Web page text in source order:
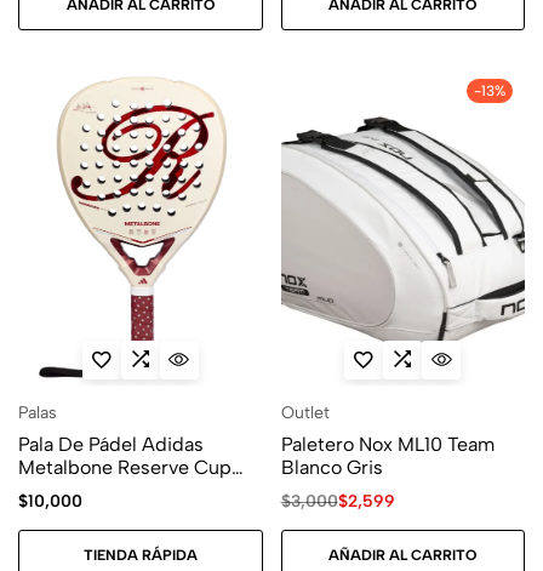
AÑADIR AL CARRITO AÑADIR AL CARRITO
Palas
Pala De Pádel Adidas
Metalbone Reserve Cup
2026
$10,000
TIENDA RÁPIDA
-13%
Outlet
Paletero Nox ML10 Team
Blanco Gris
$3,000$2,599
AÑADIR AL CARRITO